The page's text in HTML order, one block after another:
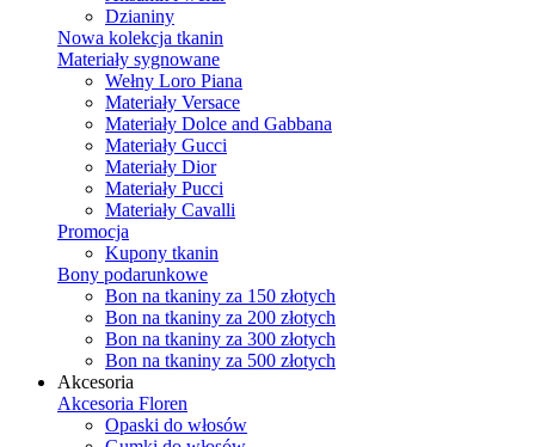
Dzianiny
Nowa kolekcja tkanin
Materiały sygnowane
Wełny Loro Piana
Materiały Versace
Materiały Dolce and Gabbana
Materiały Gucci
Materiały Dior
Materiały Pucci
Materiały Cavalli
Promocja
Kupony tkanin
Bony podarunkowe
Bon na tkaniny za 150 złotych
Bon na tkaniny za 200 złotych
Bon na tkaniny za 300 złotych
Bon na tkaniny za 500 złotych
Akcesoria
Akcesoria Floren
Opaski do włosów